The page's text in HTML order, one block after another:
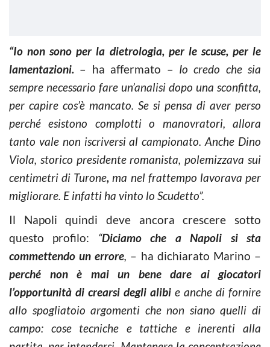
“Io non sono per la dietrologia, per le scuse, per le
lamentazioni. – ha affermato – Io credo che sia
sempre necessario fare un’analisi dopo una sconfitta,
per capire cos’è mancato. Se si pensa di aver perso
perché esistono complotti o manovratori, allora
tanto vale non iscriversi al campionato. Anche Dino
Viola, storico presidente romanista, polemizzava sui
centimetri di Turone, ma nel frattempo lavorava per
migliorare. E infatti ha vinto lo Scudetto”.
Il Napoli quindi deve ancora crescere sotto
questo profilo: “Diciamo che a Napoli si sta
commettendo un errore, – ha dichiarato Marino –
perché non è mai un bene dare ai giocatori
l’opportunità di crearsi degli alibi e anche di fornire
allo spogliatoio argomenti che non siano quelli di
campo: cose tecniche e tattiche e inerenti alla